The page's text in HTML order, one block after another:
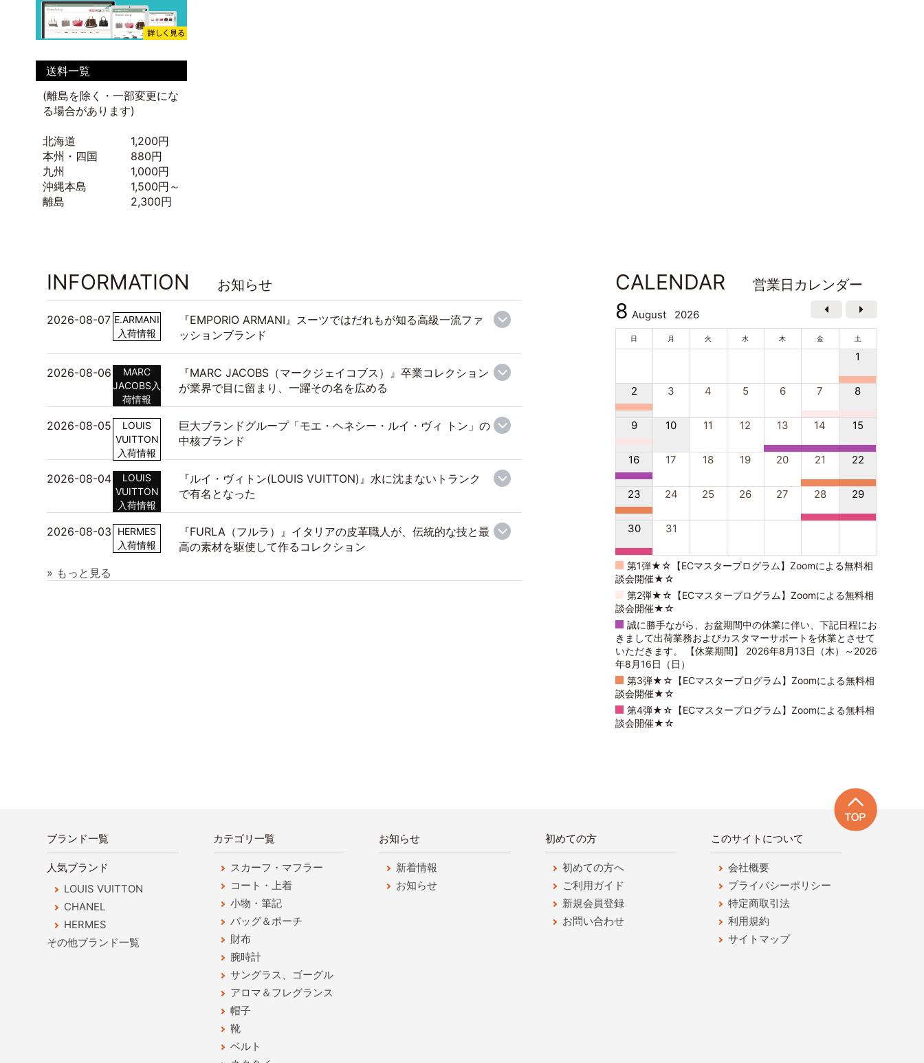
送料一覧
(離島を除く・一部変更にな
る場合があります)
北海道 1,200円
本州・四国 880円
九州 1,000円
沖縄本島 1,500円～
離島 2,300円
INFORMATION お知らせ
2026-08-07 E.ARMANI
入荷情報
『EMPORIO ARMANI』スーツではだれもが知る高級一流ファ
ッションブランド
2026-08-06
MARC
JACOBS入
荷情報
『MARC JACOBS（マークジェイコブス）』卒業コレクション
が業界で目に留まり、一躍その名を広める
2026-08-05
LOUIS
VUITTON
入荷情報
巨大ブランドグループ「モエ・ヘネシー・ルイ・ヴィ トン」の
中核ブランド
2026-08-04
LOUIS
VUITTON
入荷情報
『ルイ・ヴィトン(LOUIS VUITTON)』水に沈まないトランク
で有名となった
2026-08-03
HERMES
入荷情報
『FURLA（フルラ）』イタリアの皮革職人が、伝統的な技と最
高の素材を駆使して作るコレクション
» もっと見る
CALENDAR 営業日カレンダー
8 August 2026
日 月 火 水 木 金 土
1
2 3 4 5 6 7 8
9 10 11 12 13 14 15
16 17 18 19 20 21 22
23 24 25 26 27 28 29
30 31
第1弾★☆【ECマスタープログラム】Zoomによる無料相
談会開催★☆
第2弾★☆【ECマスタープログラム】Zoomによる無料相
談会開催★☆
誠に勝手ながら、お盆期間中の休業に伴い、下記日程にお
きまして出荷業務およびカスタマーサポートを休業とさせて
いただきます。 【休業期間】 2026年8月13日（木）～2026
年8月16日（日）
第3弾★☆【ECマスタープログラム】Zoomによる無料相
談会開催★☆
第4弾★☆【ECマスタープログラム】Zoomによる無料相
談会開催★☆
ブランド一覧
人気ブランド
LOUIS VUITTON
CHANEL
HERMES
その他ブランド一覧
カテゴリ一覧
スカーフ・マフラー
コート・上着
小物・筆記
バッグ＆ポーチ
財布
腕時計
サングラス、ゴーグル
アロマ＆フレグランス
帽子
靴
ベルト
お知らせ
新着情報
お知らせ
初めての方
初めての方へ
ご利用ガイド
新規会員登録
お問い合わせ
このサイトについて
会社概要
プライバシーポリシー
特定商取引法
利用規約
サイトマップ